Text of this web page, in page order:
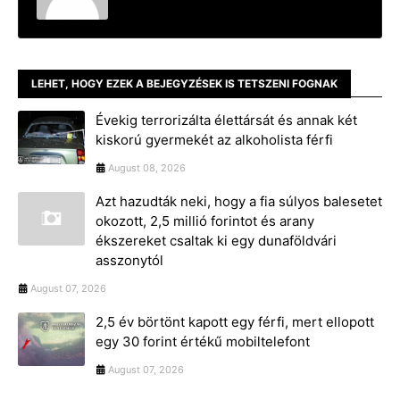
LEHET, HOGY EZEK A BEJEGYZÉSEK IS TETSZENI FOGNAK
Évekig terrorizálta élettársát és annak két
kiskorú gyermekét az alkoholista férfi
August 08, 2026
Azt hazudták neki, hogy a fia súlyos balesetet
okozott, 2,5 millió forintot és arany
ékszereket csaltak ki egy dunaföldvári
asszonytól
August 07, 2026
2,5 év börtönt kapott egy férfi, mert ellopott
egy 30 forint értékű mobiltelefont
August 07, 2026